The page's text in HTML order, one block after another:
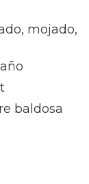
mojado,
baldosa